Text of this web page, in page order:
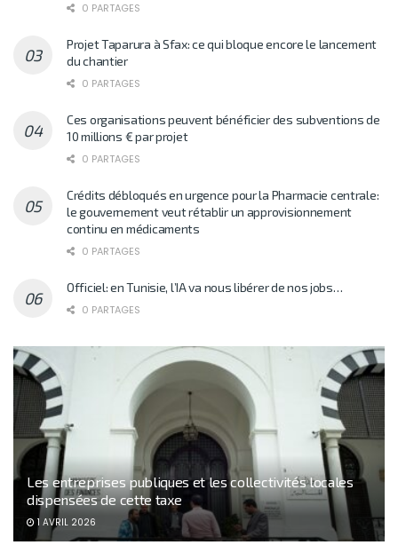
0 PARTAGES
Projet Taparura à Sfax: ce qui bloque encore le lancement
du chantier
0 PARTAGES
Ces organisations peuvent bénéficier des subventions de
10 millions € par projet
0 PARTAGES
Crédits débloqués en urgence pour la Pharmacie centrale:
le gouvernement veut rétablir un approvisionnement
continu en médicaments
0 PARTAGES
Officiel: en Tunisie, l’IA va nous libérer de nos jobs…
0 PARTAGES
Les entreprises publiques et les collectivités locales
dispensées de cette taxe
1 AVRIL 2026